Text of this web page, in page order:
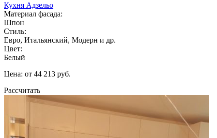
Кухня Адзельо
Материал фасада:
Шпон
Стиль:
Евро, Итальянский, Модерн и др.
Цвет:
Белый
Цена: от 44 213 руб.
Рассчитать